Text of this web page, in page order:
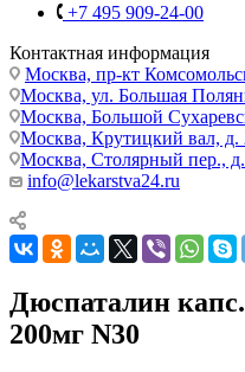
+7 495 909-24-00
Контактная информация
Москва, пр-кт
Москва, ул. Большая
Москва, Большой
Москва, Крутицкий вал, д.
Москва, Столярный пер.,
info@lekarstva24.ru
Дюспаталин
200мг N30